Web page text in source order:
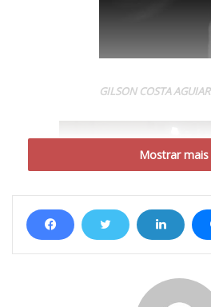
GILSON COSTA AGUIAR
Mostrar mais